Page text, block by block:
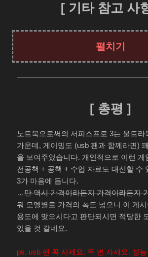
[ 기타 참고 사
[ 총평 ]
노트북으로써의 서피스프로 3는 울트라
가운데, 게이밍도 (usb 팬과 함께라면)
을 보여주었습니다. 개인적으로 이런 게
전공책 + 공책 + 수업 자료도 대신할 수
3가 마음에 듭니다.
…만 역시 가격이라든지 가격이라든지
뭐 모델별로 가격의 폭도 넓으니 이 게
용도에 맞으시다고 판단되시면 적당한
있을 것 같네요.
ps. usb 팬 꼭 사세요. 두 번 사세요. 성능